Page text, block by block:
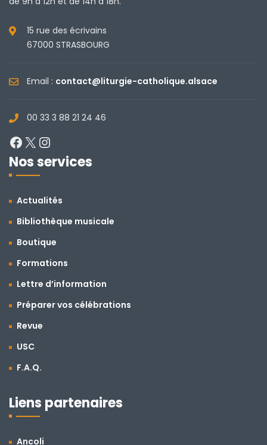
15 rue des écrivains
67000 STRASBOURG
Email : contact@liturgie-catholique.alsace
00 33 3 88 21 24 46
Facebook
X
Nos services
Actualités
Bibliothèque musicale
Boutique
Formations
Lettre d’information
Préparer vos célébrations
Revue
USC
F.A.Q.
Liens partenaires
Ancoli